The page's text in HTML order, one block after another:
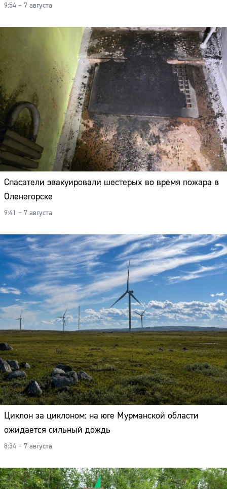
9:54 – 7 августа
Спасатели эвакуировали шестерых во время пожара в
Оленегорске
9:41 – 7 августа
Циклон за циклоном: на юге Мурманской области
ожидается сильный дождь
8:34 – 7 августа